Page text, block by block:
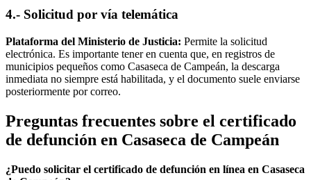
4.- Solicitud por vía telemática
Plataforma del Ministerio de Justicia: Permite la solicitud
electrónica. Es importante tener en cuenta que, en registros de
municipios pequeños como Casaseca de Campeán, la descarga
inmediata no siempre está habilitada, y el documento suele enviarse
posteriormente por correo.
Preguntas frecuentes sobre el certificado
de defunción en Casaseca de Campeán
¿Puedo solicitar el certificado de defunción en línea en Casaseca